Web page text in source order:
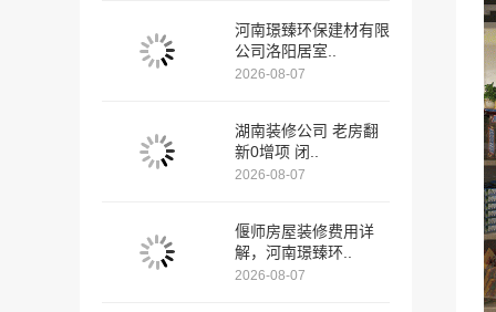
河南璟臻环保建材有限
公司洛阳居室..
2026-08-07
湖南装修公司 老房翻
新0增项 闭..
2026-08-07
偃师房屋装修费用详
解，河南璟臻环..
2026-08-07